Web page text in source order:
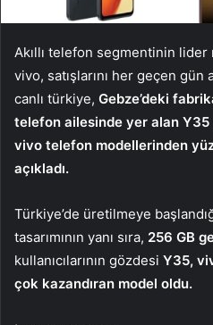
Akıllı telefon segmentinin lider
vivo, satışlarını her geçen gün
canlı türkiye, Gebze’deki
telefon ailesinde yer alan Y35
vivo telefon modellerinden
açıkladı.
Türkiye’de üretilmeye
tasarımının yanı sıra, 256 GB
kullanıcılarının gözdesi Y35,
çok kazandıran model oldu.